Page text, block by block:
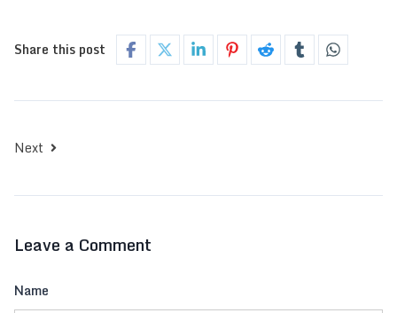
Share this post
Next
Leave a Comment
Name